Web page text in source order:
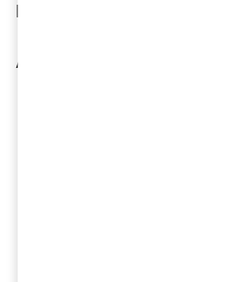
Prodotti Correlati
Altri prodotti di Bodegas Emilio Moro